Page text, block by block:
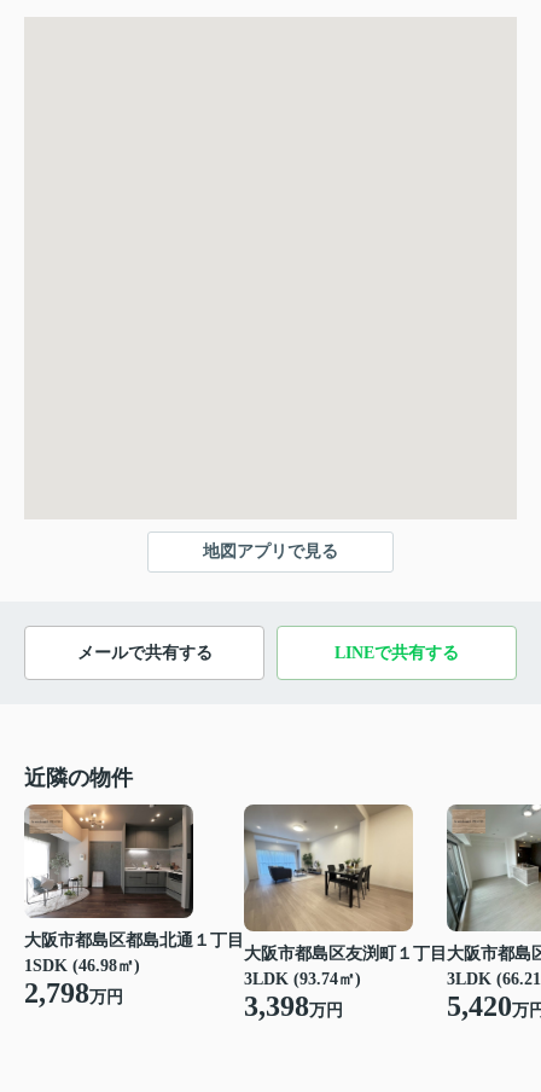
地図アプリで見る
メールで共有する LINEで共有する
近隣の物件
大阪市都島区都島北通１丁目
1SDK (46.98㎡)
2,798万円
大阪市都島区友渕町１丁目
3LDK (93.74㎡)
3,398万円
大阪市都島
3LDK
5,420万